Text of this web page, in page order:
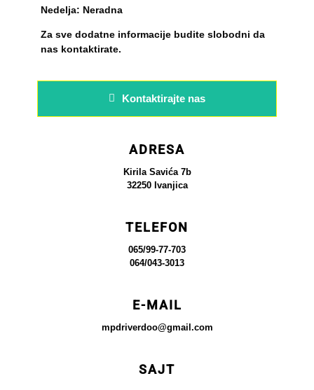
Nedelja: Neradna
Za sve dodatne informacije budite slobodni da
nas kontaktirate.
Kontaktirajte nas
ADRESA
Kirila Savića 7b
32250 Ivanjica
TELEFON
065/99-77-703
064/043-3013
E-MAIL
mpdriverdoo@gmail.com
SAJT